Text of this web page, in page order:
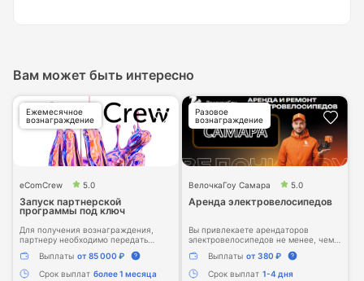
Вам может быть интересно
Ежемесячное
вознаграждение
eComCrew 5.0
Запуск партнерской
программы под ключ
Для получения вознаграждения,
партнеру необходимо передать
контакты потенциального клиента на
услугу по запуску партнерской
программы. Присоединиться к
партнерской программе могут все
Выплаты от 85 000 ₽
Срок выплат более 1 месяца
Разовое
вознаграждение
ВелочкаГоу Самара 5.0
Аренда электровелосипедов
Вы привлекаете арендаторов
электровелосипедов не менее, чем
вознаграждение
Выплаты от 380 ₽
Срок выплат 1-4 дня